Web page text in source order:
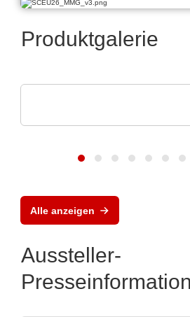
Produktgalerie
Alle anzeigen
Aussteller-